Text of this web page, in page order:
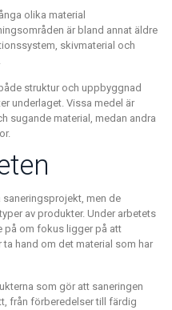
olika material
är bland annat äldre
skivmaterial och
struktur och uppbyggnad
underlaget. Vissa medel är
sugande material, medan andra
saneringsprojekt, men de
av produkter. Under arbetets
på om fokus ligger på att
hand om det material som har
som gör att saneringen
från förberedelser till färdig